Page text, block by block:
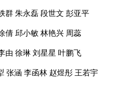
群 朱永磊 段世文 彭亚平
倩 邱小敏 林艳兴 周蕊
由 徐琳 刘星星 叶鹏飞
张涵 李函林 赵煜彤 王若宇